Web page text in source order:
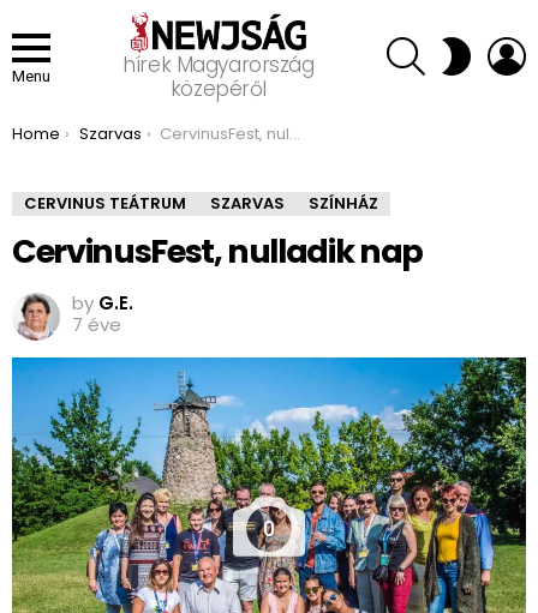
Menu
hírek Magyarország
közepéről
SEARCH SWITCH
SKIN
You are here:
Home Szarvas CervinusFest, nulladik nap
CERVINUS TEÁTRUM SZARVAS SZÍNHÁZ
CervinusFest, nulladik nap
by G.E.
7 éve
0